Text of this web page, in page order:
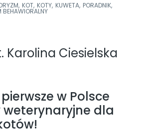
KOT KOTY KUWETA PORADNIK
BEHAWIORALNY
Karolina Ciesielska
w Polsce
dla